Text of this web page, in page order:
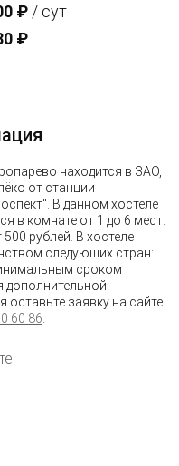
₽ / сут
₽
находится в ЗАО,
от станции
В данном хостеле
в комнате от 1 до 6 мест.
рублей. В хостеле
следующих стран:
сроком
дополнительной
заявку на сайте
60 86